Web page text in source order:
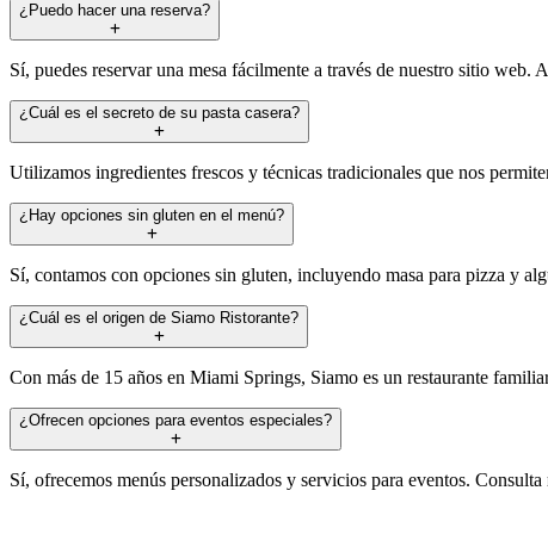
¿Puedo hacer una reserva?
Sí, puedes reservar una mesa fácilmente a través de nuestro sitio
¿Cuál es el secreto de su pasta casera?
Utilizamos ingredientes frescos y técnicas tradicionales que nos
¿Hay opciones sin gluten en el menú?
Sí, contamos con opciones sin gluten, incluyendo masa para pizza y
¿Cuál es el origen de Siamo Ristorante?
Con más de 15 años en Miami Springs, Siamo es un restaurante
¿Ofrecen opciones para eventos especiales?
Sí, ofrecemos menús personalizados y servicios para eventos.